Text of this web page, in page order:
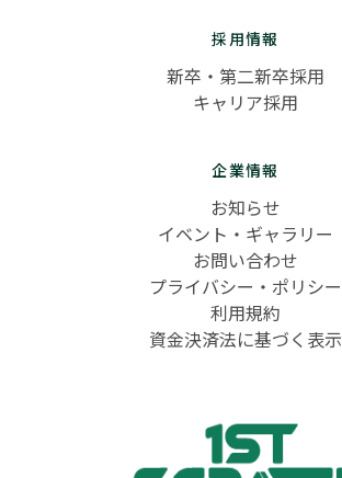
採用情報
新卒・第二新卒採用
キャリア採用
企業情報
お知らせ
イベント・ギャラリー
お問い合わせ
プライバシー・ポリシー
利用規約
資金決済法に基づく表示